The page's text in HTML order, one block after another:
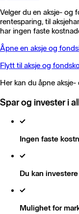
Velger du en aksje- og
rentesparing, til
har ingen faste
Åpne en aksje og
Flytt til aksje og
Her kan du åpne
Spar og invester i
Ingen faste
Du kan
Mulighet for